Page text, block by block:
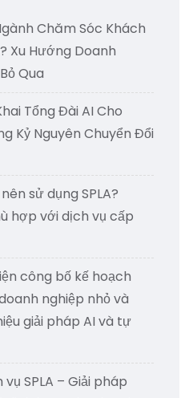
Chăm Sóc Khách
Xu Hướng Doanh
Qua
Tổng Đài AI Cho
Kỷ Nguyên Chuyển Đổi
sử dụng SPLA?
hợp với dịch vụ cấp
công bố kế hoạch
nghiệp nhỏ và
giải pháp AI và tự
SPLA – Giải pháp